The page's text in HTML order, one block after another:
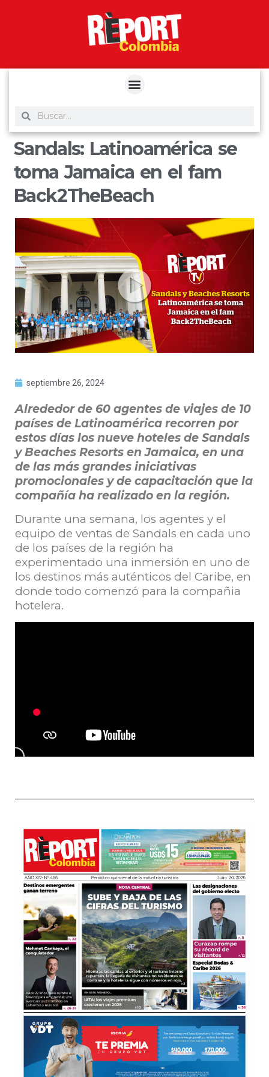
Sandals: Latinoamérica se
toma Jamaica en el fam
Back2TheBeach
septiembre 26, 2024
Alrededor de 60 agentes de viajes de 10
países de Latinoamérica recorren por
estos días los nueve hoteles de Sandals
y Beaches Resorts en Jamaica, en una
de las más grandes iniciativas
promocionales y de capacitación que la
compañía ha realizado en la región.
Durante una semana, los agentes y el
equipo de ventas de Sandals en cada uno
de los países de la región ha
experimentado una inmersión en uno de
los destinos más auténticos del Caribe, en
donde todo comenzó para la compañia
hotelera.